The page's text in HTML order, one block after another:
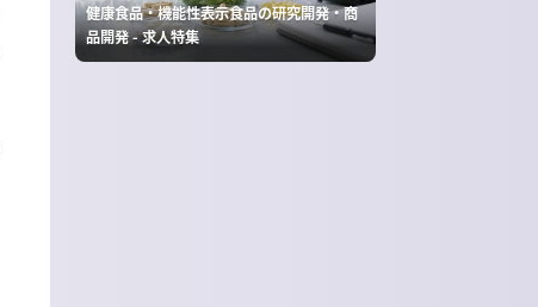
健康食品・機能性表示食品の研究開発・商
品開発 - 求人特集